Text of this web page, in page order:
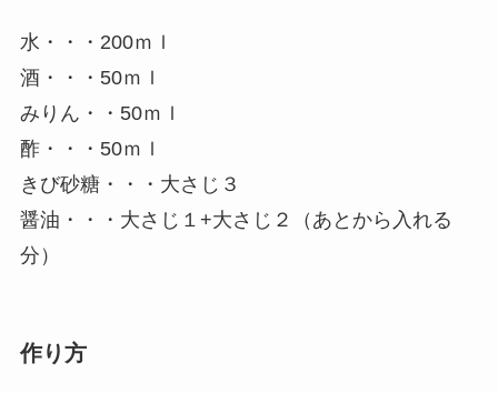
水・・・200ｍｌ
酒・・・50ｍｌ
みりん・・50ｍｌ
酢・・・50ｍｌ
きび砂糖・・・大さじ３
醤油・・・大さじ１+大さじ２（あとから入れる
分）
作り方